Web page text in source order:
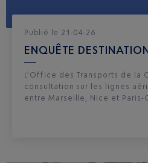
Publié le 21-04-26
ENQUÊTE
L’Office des Transports de la
consultation sur les lignes
entre Marseille, Nice et Paris-